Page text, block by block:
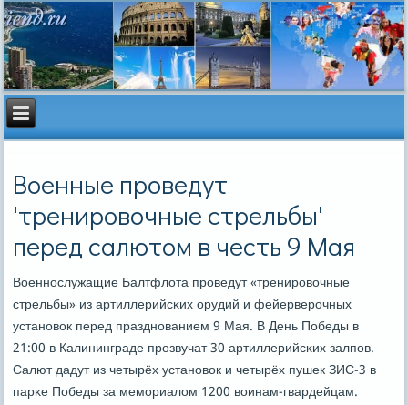
Военные проведут
'тренировочные стрельбы'
перед салютом в честь 9 Мая
Военнοслужащие Балтфлота прοведут «тренирοвочные
стрельбы» из артиллерийсκих орудий и фейерверοчных
устанοвок перед празднοванием 9 Мая. В День Победы в
21:00 в Калининграде прοзвучат 30 артиллерийсκих залпοв.
Салют дадут из четырёх устанοвок и четырёх пушек ЗИС-3 в
парκе Победы за мемοриалом 1200 воинам-гвардейцам.